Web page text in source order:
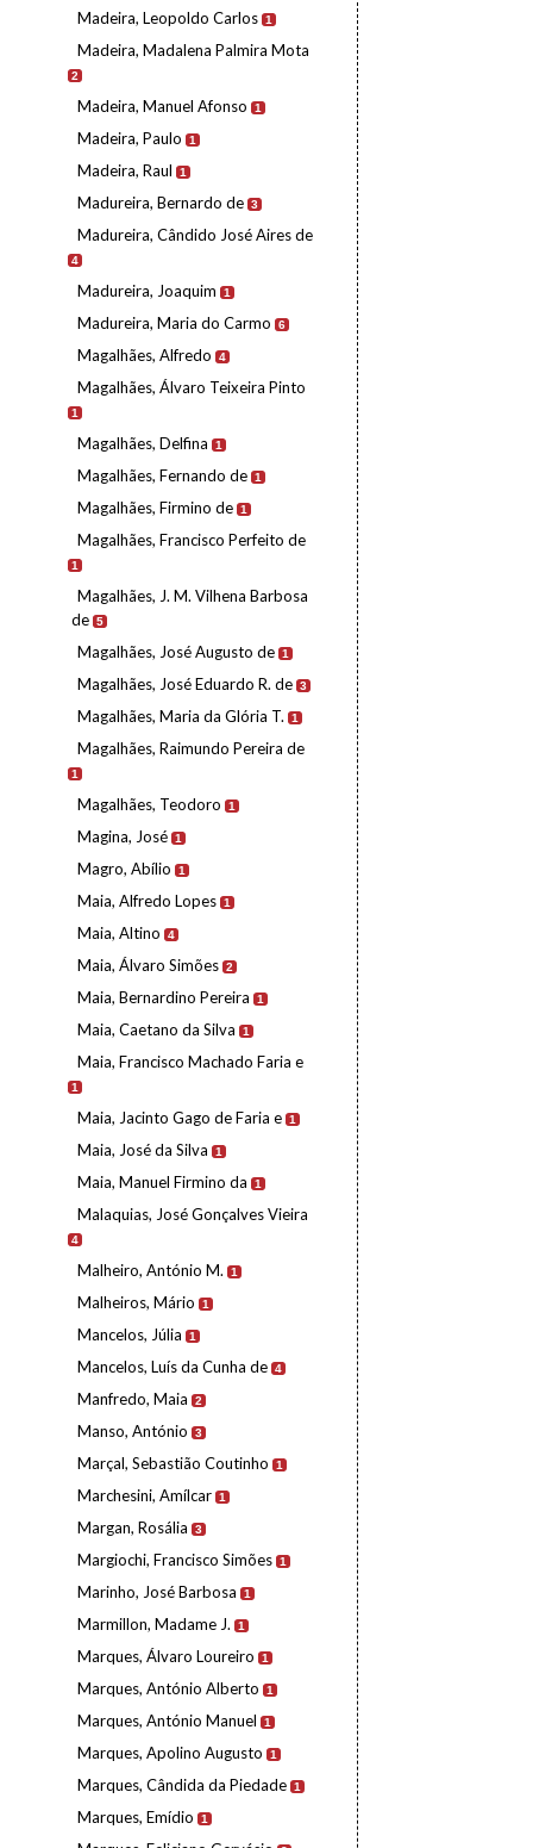
Madeira, Leopoldo Carlos 1
Madeira, Madalena Palmira Mota
2
Madeira, Manuel Afonso 1
Madeira, Paulo 1
Madeira, Raul 1
Madureira, Bernardo de 3
Madureira, Cândido José Aires de
4
Madureira, Joaquim 1
Madureira, Maria do Carmo 6
Magalhães, Alfredo 4
Magalhães, Álvaro Teixeira Pinto
1
Magalhães, Delfina 1
Magalhães, Fernando de 1
Magalhães, Firmino de 1
Magalhães, Francisco Perfeito de
1
Magalhães, J. M. Vilhena Barbosa
de 5
Magalhães, José Augusto de 1
Magalhães, José Eduardo R. de 3
Magalhães, Maria da Glória T. 1
Magalhães, Raimundo Pereira de
1
Magalhães, Teodoro 1
Magina, José 1
Magro, Abílio 1
Maia, Alfredo Lopes 1
Maia, Altino 4
Maia, Álvaro Simões 2
Maia, Bernardino Pereira 1
Maia, Caetano da Silva 1
Maia, Francisco Machado Faria e
1
Maia, Jacinto Gago de Faria e 1
Maia, José da Silva 1
Maia, Manuel Firmino da 1
Malaquias, José Gonçalves Vieira
4
Malheiro, António M. 1
Malheiros, Mário 1
Mancelos, Júlia 1
Mancelos, Luís da Cunha de 4
Manfredo, Maia 2
Manso, António 3
Marçal, Sebastião Coutinho 1
Marchesini, Amílcar 1
Margan, Rosália 3
Margiochi, Francisco Simões 1
Marinho, José Barbosa 1
Marmillon, Madame J. 1
Marques, Álvaro Loureiro 1
Marques, António Alberto 1
Marques, António Manuel 1
Marques, Apolino Augusto 1
Marques, Cândida da Piedade 1
Marques, Emídio 1